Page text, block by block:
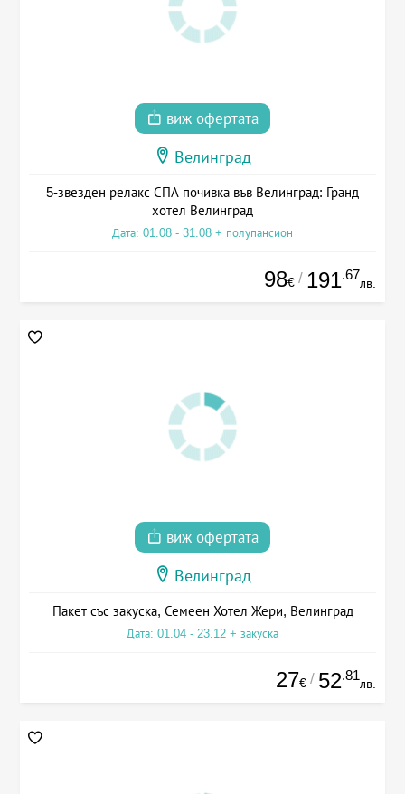
виж офертата
Велинград
5-звезден релакс СПА почивка във Велинград: Гранд
хотел Велинград
Дата: 01.08 - 31.08 + полупансион
98€ / 191.67
лв.
виж офертата
Велинград
Пакет със закуска, Семеен Хотел Жери, Велинград
Дата: 01.04 - 23.12 + закуска
27€ / 52.81
лв.